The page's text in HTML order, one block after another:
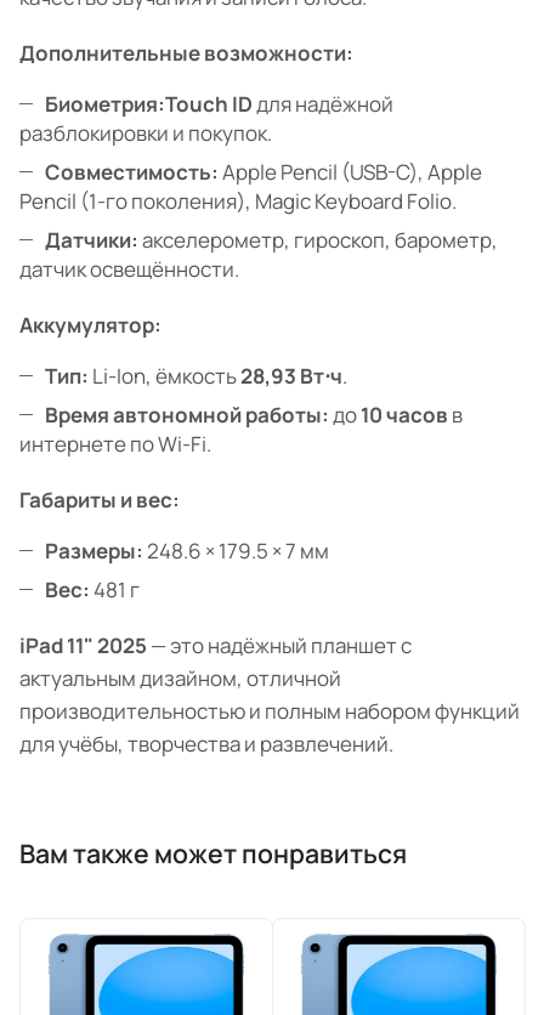
Дополнительные возможности:
Биометрия:Touch IDдля надёжной
разблокировки и покупок.
Совместимость: Apple Pencil (USB-C), Apple
Pencil (1-го поколения), Magic Keyboard Folio.
Датчики: акселерометр, гироскоп, барометр,
датчик освещённости.
Аккумулятор:
Тип: Li-Ion, ёмкость28,93 Вт⋅ч.
Время автономной работы: до10 часов в
интернете по Wi-Fi.
Габариты и вес:
Размеры: 248.6 × 179.5 × 7 мм
Вес: 481 г
iPad 11" 2025 — это надёжный планшет с
актуальным дизайном, отличной
производительностью и полным набором функций
для учёбы, творчества и развлечений.
Вам также может понравиться